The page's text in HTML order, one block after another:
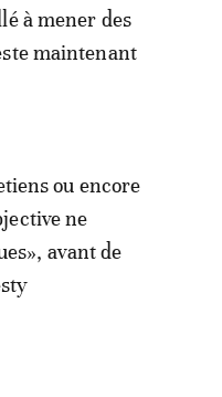
à mener des
maintenant
ou encore
ne
avant de